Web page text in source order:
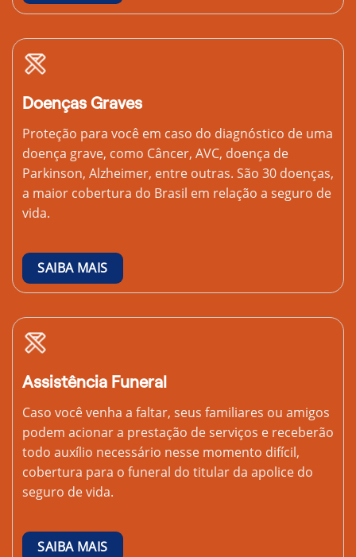
Doenças Graves
Proteção para você em caso do diagnóstico de uma
doença grave, como Câncer, AVC, doença de
Parkinson, Alzheimer, entre outras. São 30 doenças,
a maior cobertura do Brasil em relação a seguro de
vida.
SAIBA MAIS
Assistência Funeral
Caso você venha a faltar, seus familiares ou amigos
podem acionar a prestação de serviços e receberão
todo auxílio necessário nesse momento difícil,
cobertura para o funeral do titular da apolice do
seguro de vida.
SAIBA MAIS